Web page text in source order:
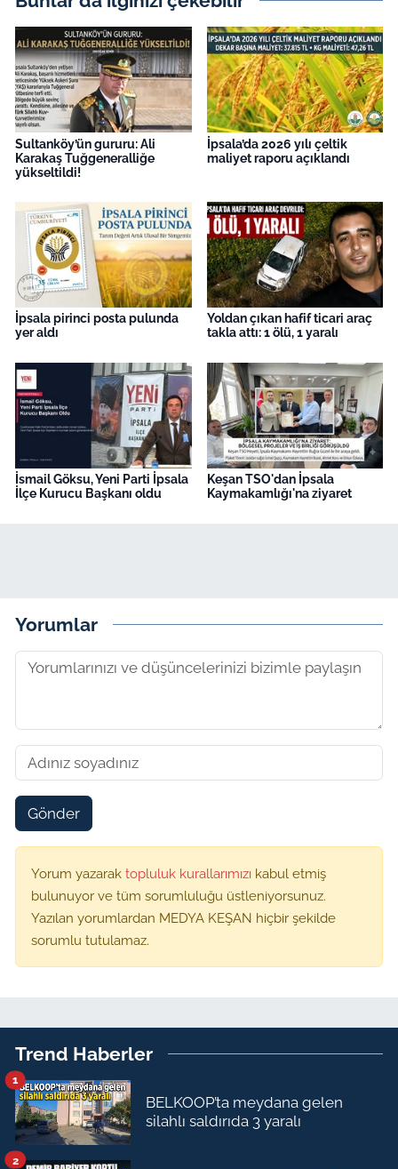
Sultanköy’ün gururu: Ali
Karakaş Tuğgeneralliğe
yükseltildi!
İpsala’da 2026 yılı çeltik
maliyet raporu açıklandı
İpsala pirinci posta pulunda
yer aldı
Yoldan çıkan hafif ticari araç
takla attı: 1 ölü, 1 yaralı
İsmail Göksu, Yeni Parti İpsala
İlçe Kurucu Başkanı oldu
Keşan TSO'dan İpsala
Kaymakamlığı'na ziyaret
Yorumlar
Gönder
Yorum yazarak topluluk kurallarımızı kabul etmiş
bulunuyor ve tüm sorumluluğu üstleniyorsunuz.
Yazılan yorumlardan MEDYA KEŞAN hiçbir şekilde
sorumlu tutulamaz.
Trend Haberler
BELKOOP’ta meydana gelen
silahlı saldırıda 3 yaralı
1
2